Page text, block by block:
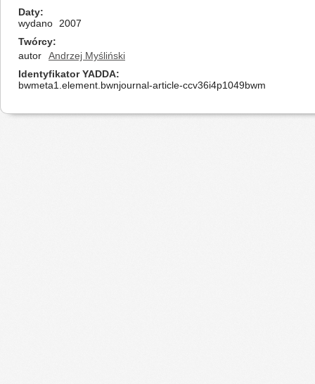
Daty
wydano
2007
Twórcy
autor
Andrzej Myśliński
Identyfikator YADDA
bwmeta1.element.bwnjournal-article-ccv36i4p1049bwm